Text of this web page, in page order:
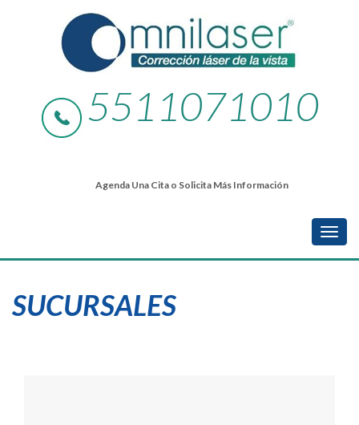
5511071010
Agenda Una Cita o Solicita Más Información
SUCURSALES